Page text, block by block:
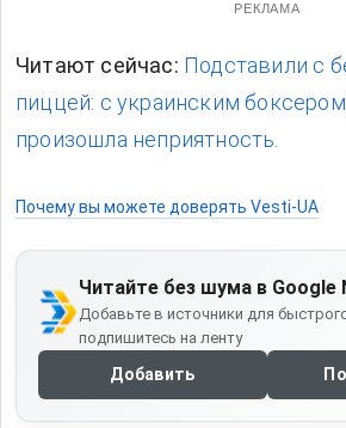
РЕКЛАМА
Читают сейчас: Подставили с
пиццей: с украинским
произошла неприятность.
Почему вы можете доверять Vesti-UA
Читайте без шума в Google
Добавьте в источники для
подпишитесь на ленту
Добавить